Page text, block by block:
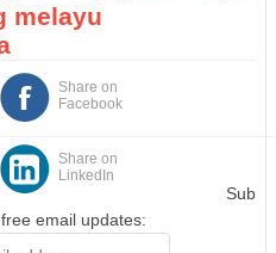
melayu
Share on
Facebook
Share on
LinkedIn
Sub
email updates: